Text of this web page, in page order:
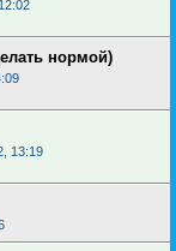
нормой)
13:19